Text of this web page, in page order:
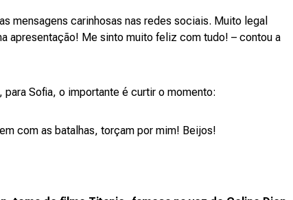
mensagens carinhosas nas redes sociais. Muito legal
apresentação! Me sinto muito feliz com tudo! – contou a
Sofia, o importante é curtir o momento:
com as batalhas, torçam por mim! Beijos!